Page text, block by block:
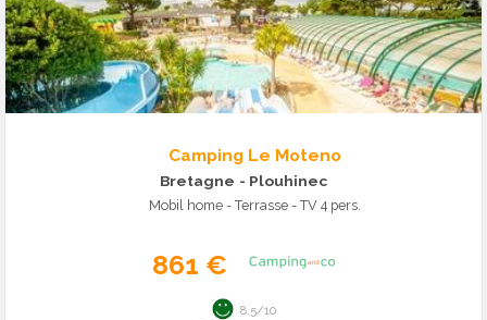
Camping Le Moteno
Bretagne - Plouhinec
Mobil home - Terrasse - TV 4 pers.
861 €
8.5/10